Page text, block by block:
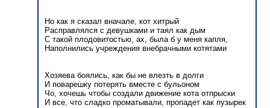
Но как я сказал вначале, кот хитрый
Расправлялся с девушками и таял как дым
С такой плодовитостью, ах, была б у меня капля,
Наполнились учреждения внебрачными котятами
Хозяева боялись, как бы не влезть в долги
И поварешку потерять вместе с бульоном
Чо, хочешь чтобы создали движение кота отпрыски
И все, что сладко проматывали, пропадет как пузырек